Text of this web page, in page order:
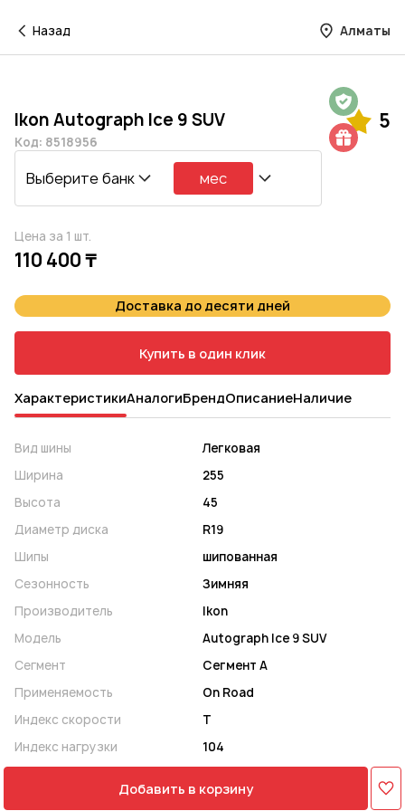
Назад Алматы
Ikon Autograph Ice 9 SUV 5
Код: 8518956
Выберите банк мес
Цена за 1 шт.
110 400 ₸
Доставка до десяти дней
Купить в один клик
ХарактеристикиАналогиБрендОписаниеНаличие
Вид шины
Легковая
Ширина
255
Высота
45
Диаметр диска
R19
Шипы
шипованная
Сезонность
Зимняя
Производитель
Ikon
Модель
Autograph Ice 9 SUV
Сегмент
Сегмент A
Применяемость
On Road
Индекс скорости
T
Индекс нагрузки
104
Добавить в корзину